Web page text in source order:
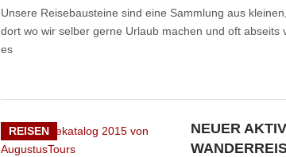
Unsere Reisebausteine sind eine Sammlung aus
dort wo wir selber gerne Urlaub machen und oft
es
REISEN
NEUER